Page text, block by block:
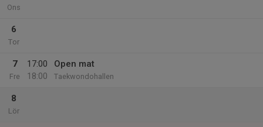
Ons
6
Tor
7
Fre
17:00
18:00
Open mat
Taekwondohallen
8
Lör